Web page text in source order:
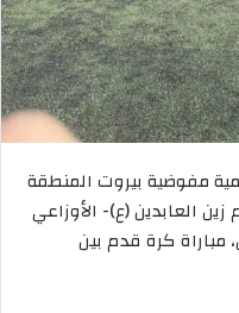
مفوضية بيروت المنطقة
العابدين (ع)- الأوزاعي
مباراة كرة قدم بين